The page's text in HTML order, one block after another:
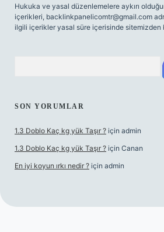
Hukuka ve yasal düzenlemelere aykırı
içerikleri, backlinkpanelicomtr@gmail.com
ilgili içerikler yasal süre içerisinde sitemizden
SON YORUMLAR
1.3 Doblo Kaç kg yük Taşır ? için admin
1.3 Doblo Kaç kg yük Taşır ? için Canan
En iyi koyun ırkı nedir ? için admin